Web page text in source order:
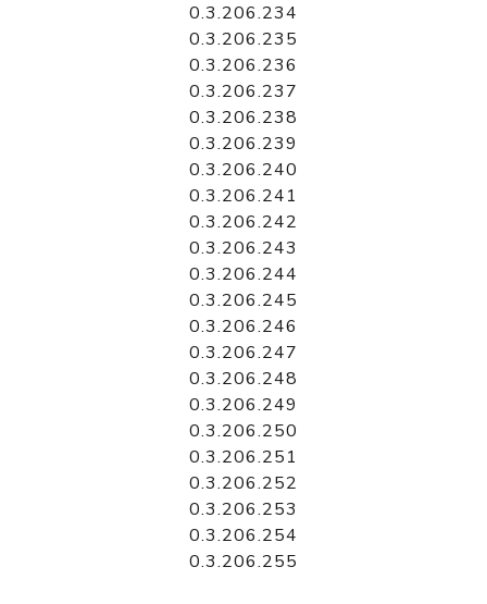
0.3.206.234
0.3.206.235
0.3.206.236
0.3.206.237
0.3.206.238
0.3.206.239
0.3.206.240
0.3.206.241
0.3.206.242
0.3.206.243
0.3.206.244
0.3.206.245
0.3.206.246
0.3.206.247
0.3.206.248
0.3.206.249
0.3.206.250
0.3.206.251
0.3.206.252
0.3.206.253
0.3.206.254
0.3.206.255